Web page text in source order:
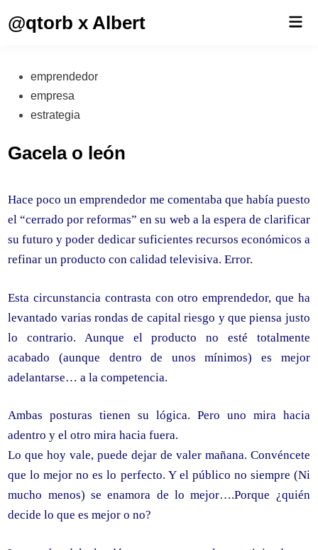
@qtorb x Albert
Publicado
en
emprendedor
empresa
estrategia
Gacela o león
Hace poco un emprendedor me comentaba que había puesto
el “cerrado por reformas” en su web a la espera de clarificar
su futuro y poder dedicar suficientes recursos económicos a
refinar un producto con calidad televisiva. Error.
Esta circunstancia contrasta con otro emprendedor, que ha
levantado varias rondas de capital riesgo y que piensa justo
lo contrario. Aunque el producto no esté totalmente
acabado (aunque dentro de unos mínimos) es mejor
adelantarse… a la competencia.
Ambas posturas tienen su lógica. Pero uno mira hacia
adentro y el otro mira hacia fuera.
Lo que hoy vale, puede dejar de valer mañana. Convéncete
que lo mejor no es lo perfecto. Y el público no siempre (Ni
mucho menos) se enamora de lo mejor….Porque ¿quién
decide lo que es mejor o no?